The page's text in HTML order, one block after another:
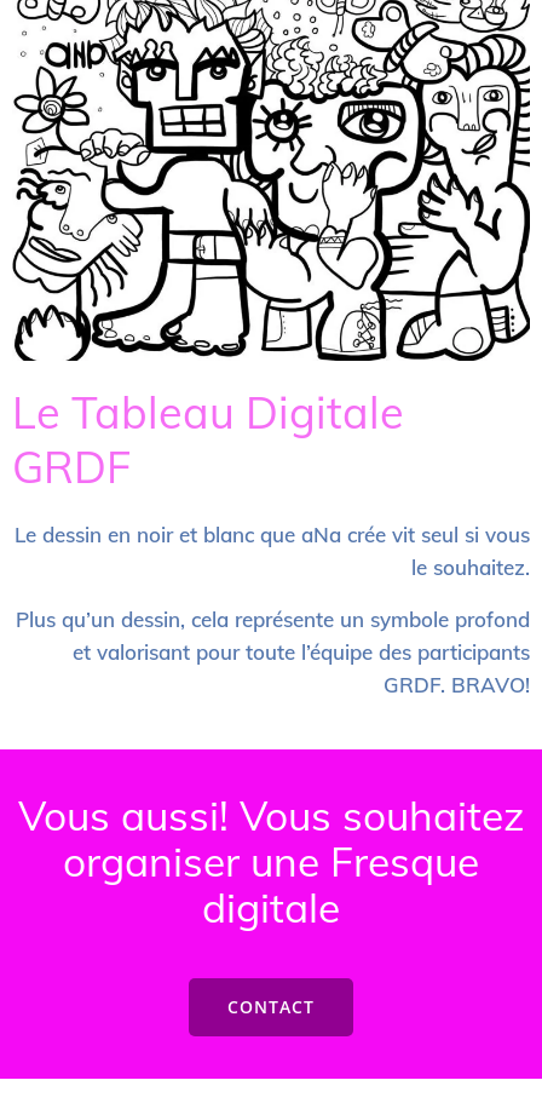
Le Tableau Digitale
GRDF
Le dessin en noir et blanc que aNa crée vit seul si vous
le souhaitez.
Plus qu’un dessin, cela représente un symbole profond
et valorisant pour toute l’équipe des participants
GRDF. BRAVO!
Vous aussi! Vous souhaitez
organiser une Fresque
digitale
CONTACT